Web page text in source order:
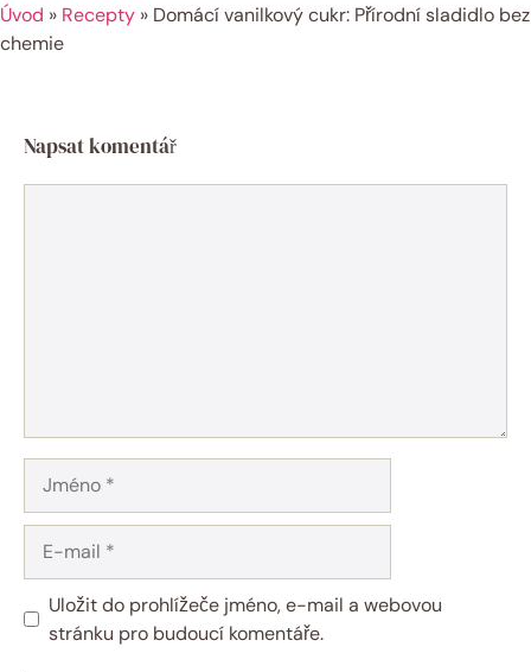
Úvod » Recepty » Domácí vanilkový cukr: Přírodní sladidlo bez
chemie
Napsat komentář
mail
Uložit do prohlížeče jméno, e-mail a webovou
stránku pro budoucí komentáře.